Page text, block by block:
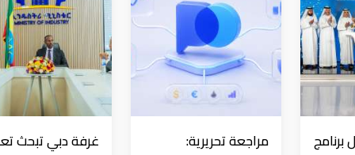
مراجعة تحريرية:
غرفة دبي تبحث